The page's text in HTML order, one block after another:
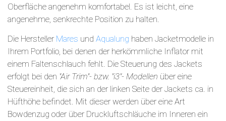
Oberfläche angenehm komfortabel. Es ist leicht, eine
angenehme, senkrechte Position zu halten.
Die Hersteller Mares und Aqualung haben Jacketmodelle in
Ihrem Portfolio, bei denen der herkömmliche Inflator mit
einem Faltenschlauch fehlt. Die Steuerung des Jackets
erfolgt bei den "Air Trim"- bzw. "i3"- Modellen über eine
Steuereinheit, die sich an der linken Seite der Jackets ca. in
Hüfthöhe befindet. Mit dieser werden über eine Art
Bowdenzug oder über Druckluftschläuche im Inneren ein